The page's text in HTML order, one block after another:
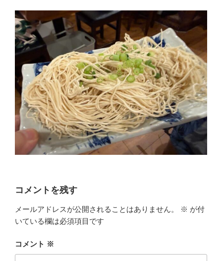
コメントを残す
メールアドレスが公開されることはありません。 ※ が付
いている欄は必須項目です
コメント ※